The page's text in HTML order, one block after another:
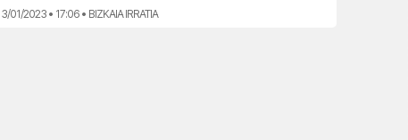
3/01/2023 • 17:06 • BIZKAIA IRRATIA